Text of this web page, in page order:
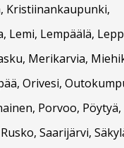
Kristiinankaupunki,
Lemi, Lempäälä,
Merikarvia,
Orivesi,
Porvoo, Pöytyä,
Saarijärvi,